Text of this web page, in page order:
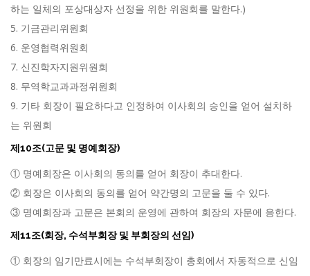
하는 일체의 포상대상자 선정을 위한 위원회를 말한다.)
5. 기금관리위원회
6. 운영협력위원회
7. 신진학자지원위원회
8. 무역학교과과정위원회
9. 기타 회장이 필요하다고 인정하여 이사회의 승인을 얻어 설치하
는 위원회
제10조(고문 및 명예회장)
① 명예회장은 이사회의 동의를 얻어 회장이 추대한다.
② 회장은 이사회의 동의를 얻어 약간명의 고문을 둘 수 있다.
③ 명예회장과 고문은 본회의 운영에 관하여 회장의 자문에 응한다.
제11조(회장, 수석부회장 및 부회장의 선임)
① 회장의 임기만료시에는 수석부회장이 총회에서 자동적으로 신임